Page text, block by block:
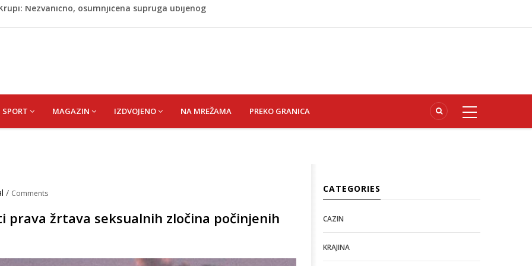
Senija – Sena
obilježavanja godišnjice: "Doživjela sam poniženje
sinu"
Nezvanično, osumnjičena supruga ubijenog
SPORT MAGAZIN IZDVOJENO NA MREŽAMA PREKO GRANICA
/ Comments
prava žrtava seksualnih zločina počinjenih
CATEGORIES
CAZIN
KRAJINA